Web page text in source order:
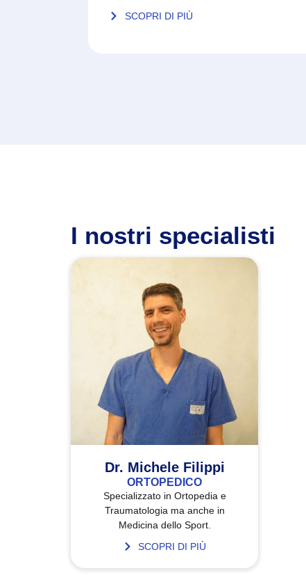
SCOPRI DI PIÙ
I nostri specialisti
Dr. Michele Filippi
ORTOPEDICO
Specializzato in Ortopedia e
Traumatologia ma anche in
Medicina dello Sport.
SCOPRI DI PIÙ